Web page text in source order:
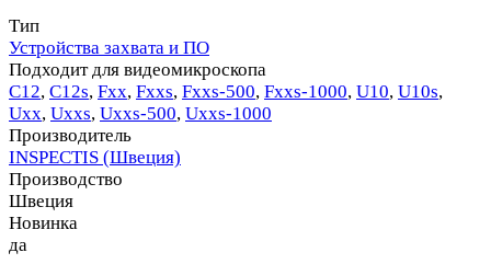
Тип
Устройства захвата и ПО
Подходит для видеомикроскопа
C12, С12s, Fхх, Fххs, Fххs-500, Fххs-1000, U10, U10s,
Uхх, Uххs, Uххs-500, Uххs-1000
Производитель
INSPECTIS (Швеция)
Производство
Швеция
Новинка
да